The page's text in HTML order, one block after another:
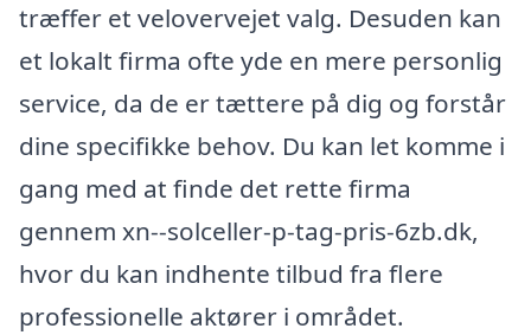
træffer et velovervejet valg. Desuden kan
et lokalt firma ofte yde en mere personlig
service, da de er tættere på dig og forstår
dine specifikke behov. Du kan let komme i
gang med at finde det rette firma
gennem xn--solceller-p-tag-pris-6zb.dk,
hvor du kan indhente tilbud fra flere
professionelle aktører i området.